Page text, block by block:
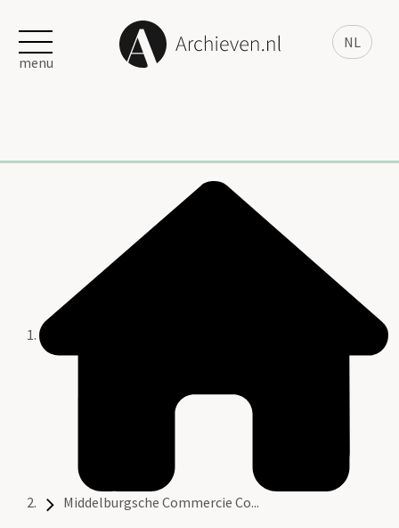
NL
menu
Middelburgsche Commercie Co...